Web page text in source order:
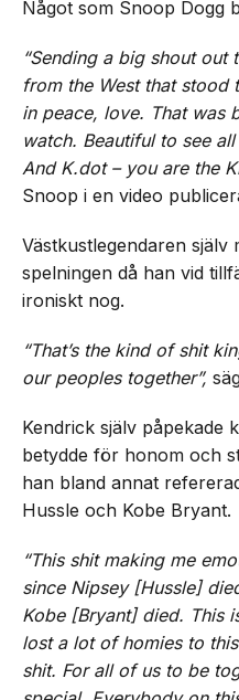
Något som Snoop Dogg
“Sending a big shout
from the West that stood
in peace, love. That was
watch. Beautiful to see
And K.dot – you are the
Snoop i en video
Västkustlegendaren själv
spelningen då han vid
ironiskt nog.
“That’s the kind of shit
our peoples together”,
Kendrick själv påpekade
betydde för honom och
han bland annat
Hussle och Kobe Bryant.
“This shit making me
since Nipsey [Hussle]
Kobe [Bryant] died. This
lost a lot of homies to
shit. For all of us to be